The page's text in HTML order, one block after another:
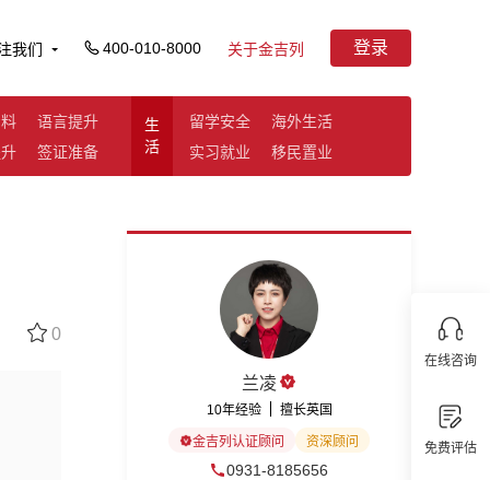
我们 400-010-8000 关于金吉列 登录
语言提升
签证准备
生
活
留学安全
海外生活
实习就业
移民置业
在线咨询
免费评估
0
兰凌
10年经验 擅长英国
金吉列认证顾问 资深顾问
0931-8185656